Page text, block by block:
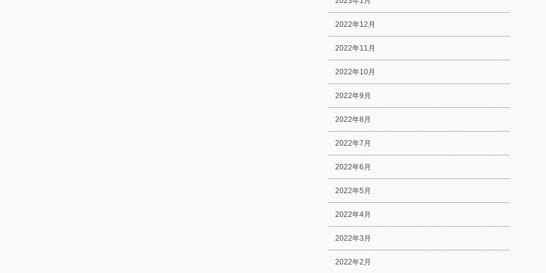
2022年12月
2022年11月
2022年10月
2022年9月
2022年8月
2022年7月
2022年6月
2022年5月
2022年4月
2022年3月
2022年2月